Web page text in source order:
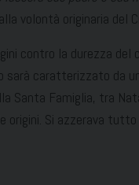
volontà originaria del
contro la durezza
caratterizzato da un
Santa Famiglia, tra
origini. Si azzerava